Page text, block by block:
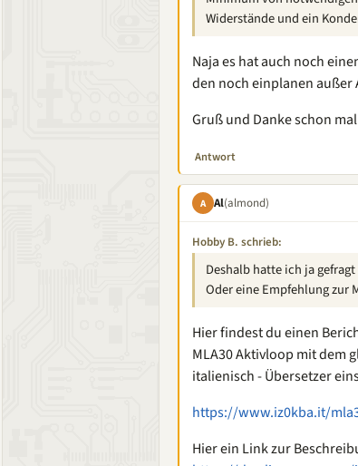
Widerstände und ein
Naja es hat auch noch
den noch einplanen außer
Gruß und Danke schon
Antwort
A Al(almond)
Hobby B. schrieb:
Deshalb hatte ich ja
Oder eine Empfehlung zur
Hier findest du einen
MLA30 Aktivloop mit dem
italienisch - Übersetzer
https://www.iz0kba.it/
Hier ein Link zur